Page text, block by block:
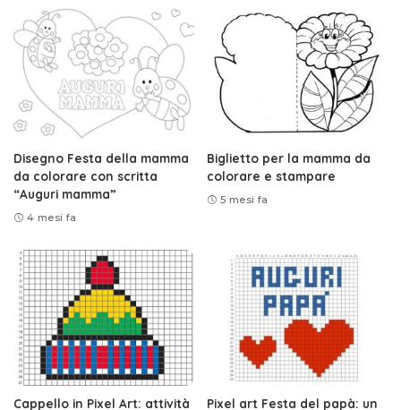
Disegno Festa della mamma
da colorare con scritta
“Auguri mamma”
4 mesi fa
Biglietto per la mamma da
colorare e stampare
5 mesi fa
Cappello in Pixel Art: attività
Pixel art Festa del papà: un